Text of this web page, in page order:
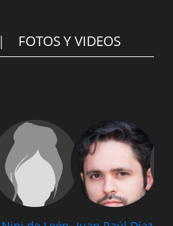
FOTOS Y VIDEOS